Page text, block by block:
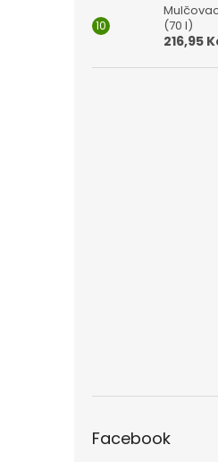
(70 l)
216,95
Facebook